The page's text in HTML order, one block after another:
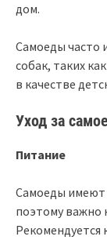
дом.
Самоеды часто
собак, таких
в качестве
Уход за
Питание
Самоеды имеют
поэтому важно
Рекомендуется